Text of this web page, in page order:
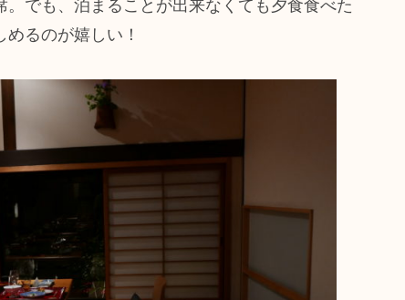
でも、泊まることが出来なくても夕食食べた
るのが嬉しい！